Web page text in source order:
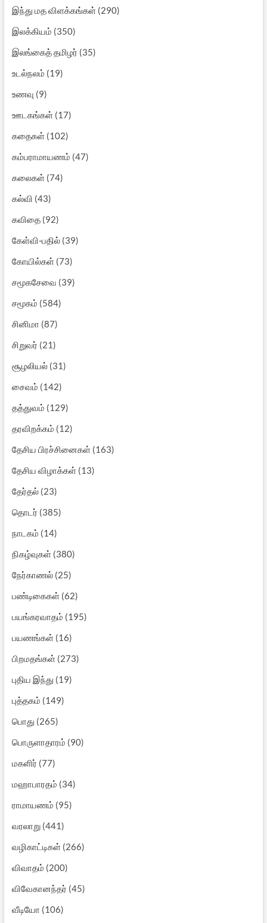
இந்து மத விளக்கங்கள்(290)
இலக்கியம் (350)
இலங்கைத் தமிழர் (35)
உடல்நலம் (19)
உணவு (9)
ஊடகங்கள்(17)
கதைகள்(102)
கம்பராமாயணம் (47)
கலைகள்(74)
கல்வி (43)
கவிதை(92)
கேள்வி-பதில்(39)
கோயில்கள்(73)
சமூகசேவை (39)
சமூகம் (584)
சினிமா (87)
சிறுவர் (21)
சூழலியல்(31)
சைவம் (142)
தத்துவம் (129)
தரவிறக்கம் (12)
தேசிய பிரச்சினைகள்(163)
தேசிய விழாக்கள்(13)
தேர்தல்(23)
தொடர் (385)
நாடகம் (14)
நிகழ்வுகள்(380)
நேர்காணல்(25)
பண்டிகைகள்(62)
பயங்கரவாதம் (195)
பயணங்கள்(16)
பிறமதங்கள்(273)
புதிய இந்து (19)
புத்தகம் (149)
பொது (265)
பொருளாதாரம் (90)
மகளிர் (77)
மஹாபாரதம் (34)
ராமாயணம் (95)
வரலாறு(441)
வழிகாட்டிகள்(266)
விவாதம் (200)
விவேகானந்தர் (45)
வீடியோ (106)